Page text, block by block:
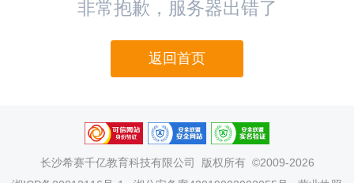
非常抱歉，服务器出错了
返回首页
长沙希赛千亿教育科技有限公司
版权所有 ©2009-2026